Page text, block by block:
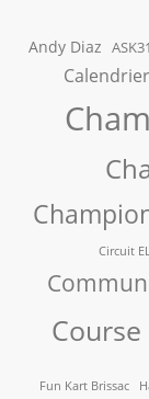
Andy Diaz ASK31
Calendrier
Circuit
Course
Fun Kart Brissac